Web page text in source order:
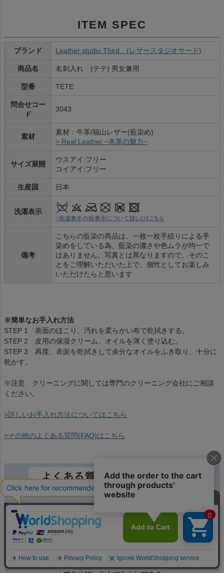
ITEM SPEC
ブランド Leather studio Third (レザースタジオサード)
商品名 名刺入れ (テテ) 男女兼用
型番 TETE
問合せコー
ド
3043
素材
素材：牛革/福山レザー(藍染め)
> Real Leather ~本革の魅力~
サイズ展開
ウスアイ:フリー
コイアイ:フリー
生産国 日本
洗濯表示
備考
こちらの藍染の商品は、一枚一枚手絞りによる手
染めをしている為、藍染の濃さや色ムラが均一で
はありません。写真とは異なりますので、そのこ
とをご理解いただいた上で、個性としてお楽しみ
いただけたらと思います
※簡単なお手入れ方法
STEP 1 表面のほこり、汚れを柔らかい布で乾拭きする。
STEP 2 皮用の保湿クリーム、オイルを薄く塗り込む。
STEP 3 再度、表面を乾拭きして余分なオイルをふき取り、十分に
乾かす。
※注意 クリーニングに関しては専門のクリーニング会社にご相談
ください。
>詳しいお手入れ方法についてはこちら
>その他のよくある質問(FAQ)はこちら